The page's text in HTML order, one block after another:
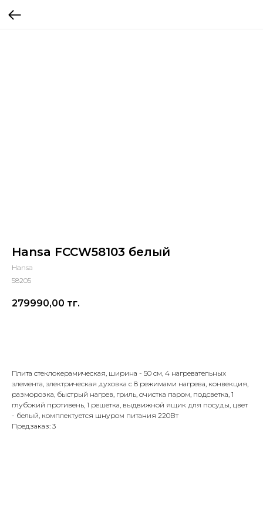
Hansa FCCW58103 белый
Hansa
58205
279990,00 тг.
Плита стеклокерамическая, ширина - 50 см, 4 нагревательных
элемента, электрическая духовка с 8 режимами нагрева, конвекция,
разморозка, быстрый нагрев, гриль, очистка паром, подсветка, 1
глубокий противень, 1 решетка, выдвижной ящик для посуды, цвет
- белый, комплектуется шнуром питания 220Вт
Предзаказ: 3